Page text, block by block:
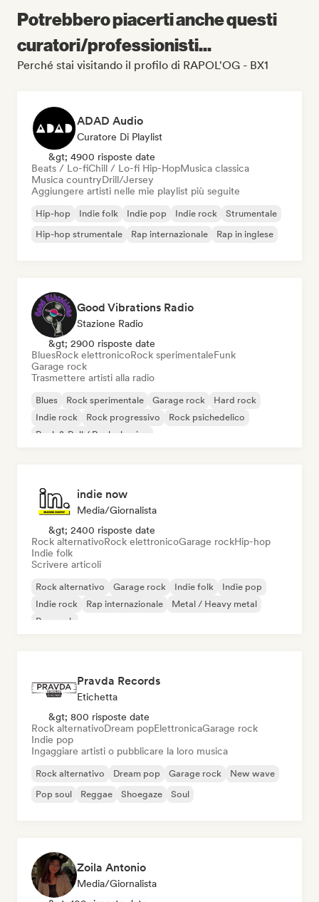
Potrebbero piacerti anche questi
curatori/professionisti...
Perché stai visitando il profilo di RAPOL'OG - BX1
ADAD Audio
Curatore Di Playlist
&gt; 4900 risposte date
Beats / Lo-fiChill / Lo-fi Hip-HopMusica classica
Musica countryDrill/Jersey
Aggiungere artisti nelle mie playlist più seguite
Hip-hop Indie folk Indie pop Indie rock
Strumentale
Hip-hop strumentale
Rap internazionale Rap in inglese
Good Vibrations Radio
Stazione Radio
&gt; 2900 risposte date
BluesRock elettronicoRock sperimentaleFunk
Garage rock
Trasmettere artisti alla radio
Blues Rock sperimentale Garage rock
Hard rock
Indie rock
Rock progressivo
Rock psichedelico
Rock & Roll / Rock classico
indie now
Media/Giornalista
&gt; 2400 risposte date
Rock alternativoRock elettronicoGarage rockHip-hop
Indie folk
Scrivere articoli
Rock alternativo Garage rock Indie folk
Indie pop
Indie rock
Rap internazionale
Metal / Heavy metal
Pop rock
Pravda Records
Etichetta
&gt; 800 risposte date
Rock alternativoDream popElettronicaGarage rock
Indie pop
Ingaggiare artisti o pubblicare la loro musica
Rock alternativo Dream pop Garage rock
New wave
Pop soul
Reggae Shoegaze Soul
Zoila Antonio
Media/Giornalista